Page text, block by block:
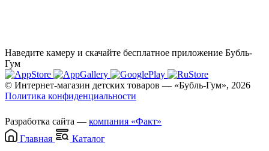
Наведите камеру и скачайте бесплатное приложение Бубль-
Гум
© Интернет-магазин детских товаров — «Бубль-Гум», 2026
Политика конфиденциальности
Разработка сайта — компания «Факт»
Главная
Каталог